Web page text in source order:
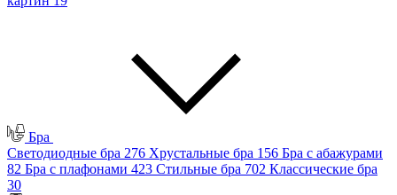
Бра
Светодиодные бра 276 Хрустальные бра 156 Бра с абажурами
82 Бра с плафонами 423 Стильные бра 702 Классические бра
30